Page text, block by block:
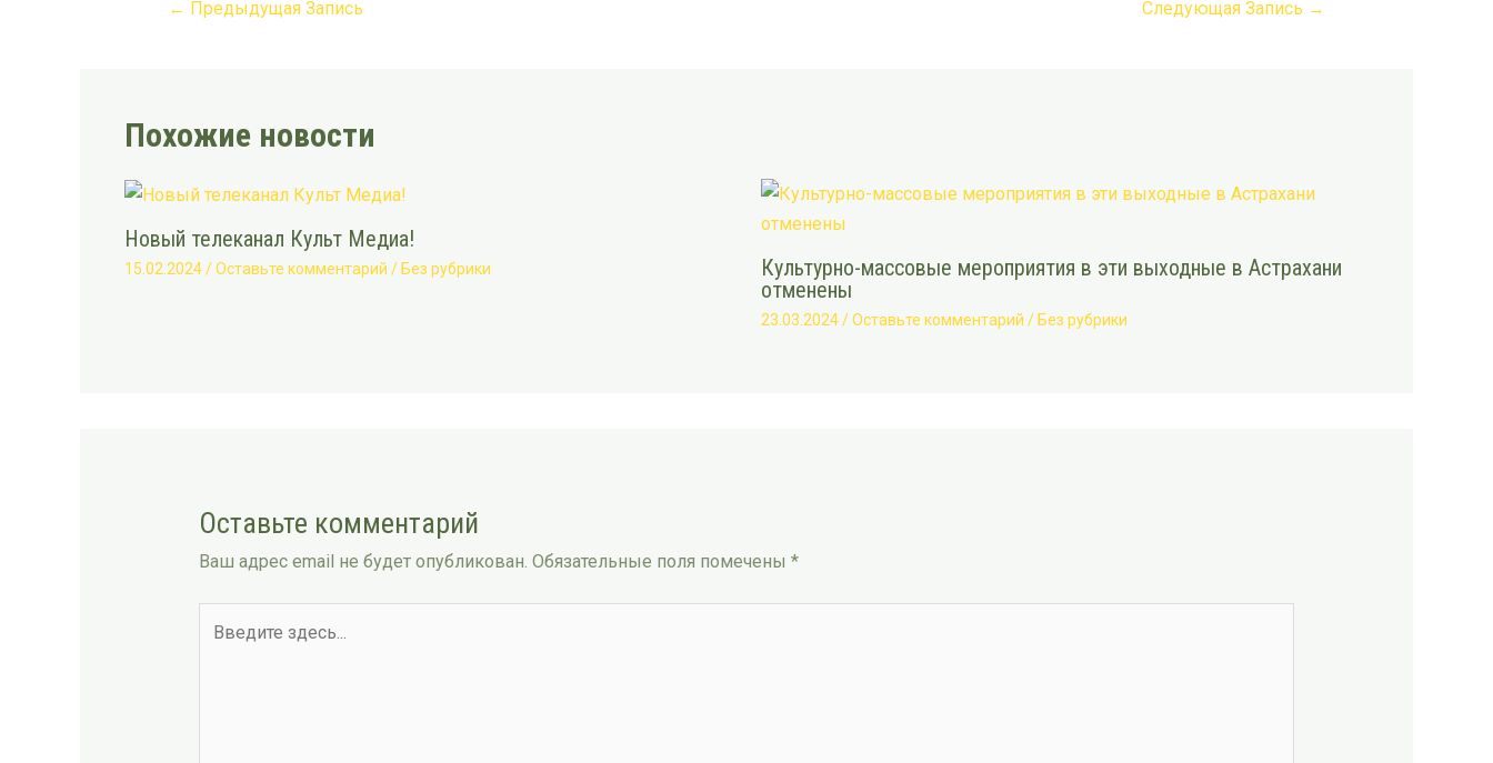
← Предыдущая Запись Следующая Запись →
Похожие новости
Новый телеканал Культ Медиа!
15.02.2024/Оставьте комментарий / Без рубрики
Культурно-массовые мероприятия в эти выходные в Астрахани
отменены
23.03.2024/Оставьте комментарий / Без рубрики
Оставьте комментарий
Ваш адрес email не будет опубликован. Обязательные поля помечены *
здесь...